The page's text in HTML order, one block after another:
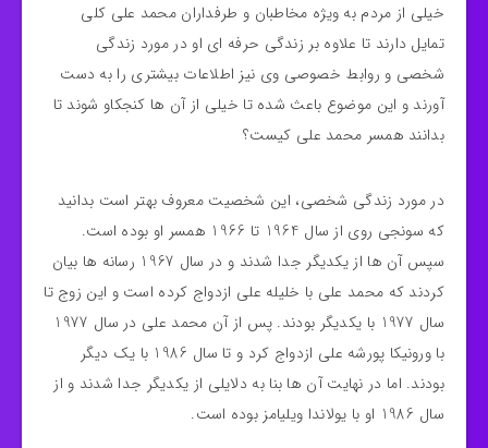
خیلی از مردم به ویژه مخاطبان و طرفداران محمد علی کلی
تمایل دارند تا علاوه بر زندگی حرفه‌ ای او در مورد زندگی
شخصی و روابط خصوصی وی نیز اطلاعات بیشتری را به دست
آورند و این موضوع باعث شده تا خیلی از آن ها کنجکاو شوند تا
بدانند همسر محمد علی کیست؟
در مورد زندگی شخصی، این شخصیت معروف بهتر است بدانید
که سونجی روی از سال 1964 تا 1966 همسر او بوده است.
سپس آن ها از یکدیگر جدا شدند و در سال 1967 رسانه‌ ها بیان
کردند که محمد علی با خلیله علی ازدواج کرده است و این زوج تا
سال 1977 با یکدیگر بودند. پس از آن محمد علی در سال 1977
با ورونیکا پورشه علی ازدواج کرد و تا سال 1986 با یک دیگر
بودند. اما در نهایت آن ها بنا به دلایلی از یکدیگر جدا شدند و از
سال 1986 او با یولاندا ویلیامز بوده است.